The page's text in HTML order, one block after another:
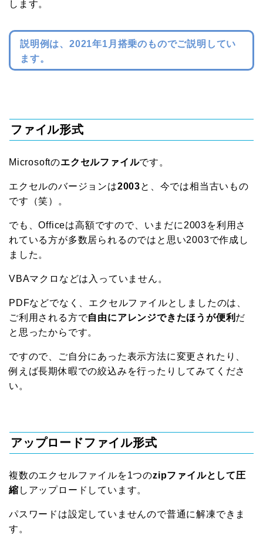
します。
説明例は、2021年1月搭乗のものでご説明してい
ます。
ファイル形式
Microsoftのエクセルファイルです。
エクセルのバージョンは2003と、今では相当古いもの
です（笑）。
でも、Officeは高額ですので、いまだに2003を利用さ
れている方が多数居られるのではと思い2003で作成し
ました。
VBAマクロなどは入っていません。
PDFなどでなく、エクセルファイルとしましたのは、
ご利用される方で自由にアレンジできたほうが便利 だ
と思ったからです。
ですので、ご自分にあった表示方法に変更されたり、
例えば長期休暇での絞込みを行ったりしてみてくださ
い。
アップロードファイル形式
複数のエクセルファイルを1つのzipファイルとして圧
縮 しアップロードしています。
パスワードは設定していませんので普通に解凍できま
す。